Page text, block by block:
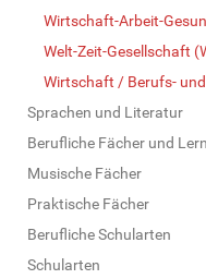
Wirtschaft-Arbeit-
Welt-Zeit-Gesellschaft
Wirtschaft / Berufs-
Sprachen und Literatur
Berufliche Fächer und
Musische Fächer
Praktische Fächer
Berufliche Schularten
Schularten